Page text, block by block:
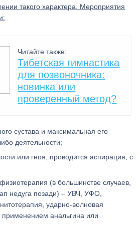
такого характера. Мероприятия
Читайте также:
Тибетская гимнастика
для позвоночника:
новинка или
проверенный метод?
сустава и максимальная его
деятельности;
или гноя, проводится аспирация, с
(в большинстве случаев,
недуга позади) – УВЧ, УФО,
ударно-волновая
анальгина или